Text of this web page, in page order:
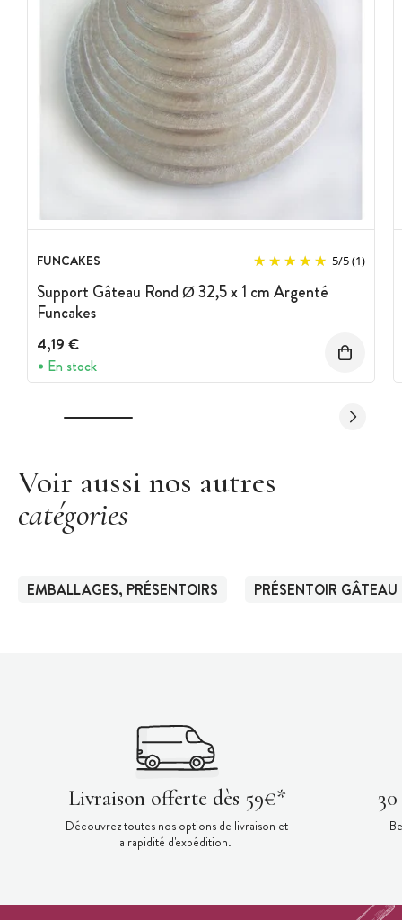
FUNCAKES 5/5(1)
Support Gâteau Rond Ø 32,5 x 1 cm Argenté
Funcakes
4,19 €
En stock
Voir aussi nos autres
catégories
EMBALLAGES, PRÉSENTOIRS PRÉSENTOIR
Livraison offerte dès 59€*
Découvrez toutes nos options de livraison et
la rapidité d'expédition.